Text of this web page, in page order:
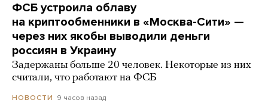
ФСБ устроила облаву
на криптообменники в «Москва-Сити» —
через них якобы выводили деньги
россиян в Украину
Задержаны больше 20 человек. Некоторые из них
считали, что работают на ФСБ
НОВОСТИ 9 часов назад